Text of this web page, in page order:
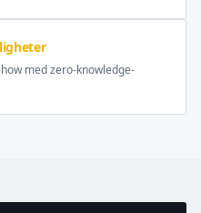
med zero-knowledge-